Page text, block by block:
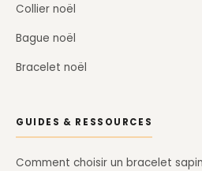
Collier noël
Bague noël
Bracelet noël
GUIDES & RESSOURCES
Comment choisir un bracelet